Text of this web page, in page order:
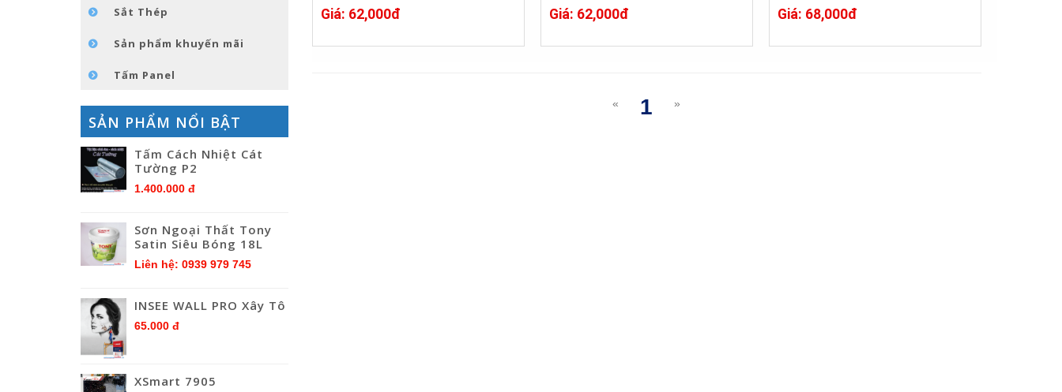
Sắt Thép
Sản phẩm khuyến mãi
Tấm Panel
SẢN PHẨM NỔI BẬT
Tấm Cách Nhiệt Cát
Tường P2
1.400.000 đ
Sơn Ngoại Thất Tony
Satin Siêu Bóng 18L
Liên hệ: 0939 979 745
INSEE WALL PRO Xây Tô
65.000 đ
XSmart 7905
Giá: 62,000đ Giá: 62,000đ Giá: 68,000đ
«
1
»